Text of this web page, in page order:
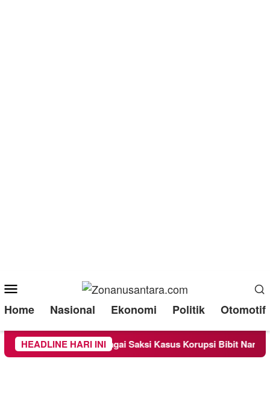
Menu
Home Nasional Ekonomi Politik Otomotif
HEADLINE HARI INI
Diperiksa Sebagai Saksi Kasus Korupsi Bibit Nanas